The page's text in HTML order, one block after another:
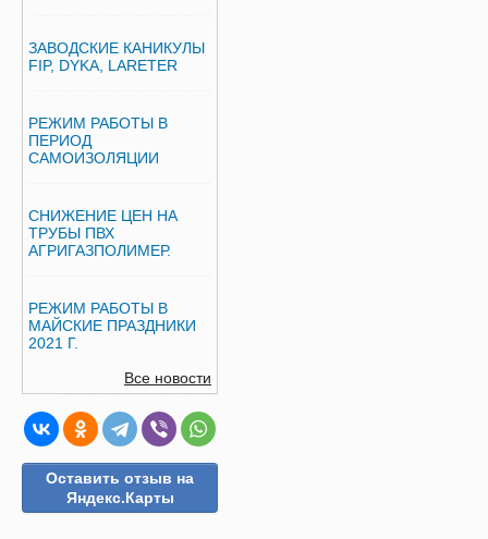
ЗАВОДСКИЕ КАНИКУЛЫ
FIP, DYKA, LARETER
РЕЖИМ РАБОТЫ В
ПЕРИОД
САМОИЗОЛЯЦИИ
СНИЖЕНИЕ ЦЕН НА
ТРУБЫ ПВХ
АГРИГАЗПОЛИМЕР.
РЕЖИМ РАБОТЫ В
МАЙСКИЕ ПРАЗДНИКИ
2021 Г.
Все новости
Оставить отзыв на
Яндекс.Карты